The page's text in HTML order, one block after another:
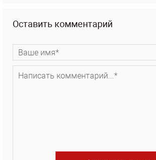
Оставить комментарий